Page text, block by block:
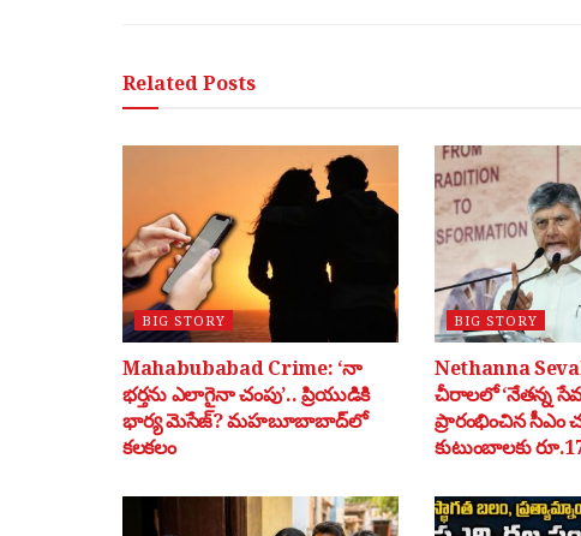
RelatedPosts
BIG STORY
Mahabubabad Crime: ‘నా
భర్తను ఎలాగైనా చంపు’.. ప్రియుడికి
భార్య మెసేజ్? మహబూబాబాద్‌లో
కలకలం
BIG STORY
Nethanna
చీరాలలో ‘నేతన్న
ప్రారంభించిన సీఎం
కుటుంబాలకు